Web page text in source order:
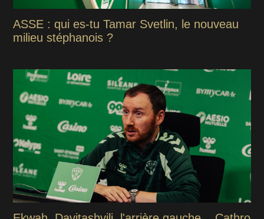
ASSE : qui es-tu Tamar Svetlin, le nouveau
milieu stéphanois ?